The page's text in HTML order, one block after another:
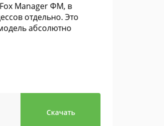
Manager ФМ, в
отдельно. Это
абсолютно
Скачать